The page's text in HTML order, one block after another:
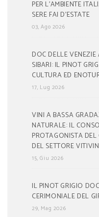
PER L’AMBIENTE
SERE FAI D’ESTATE
03, Ago 2026
DOC DELLE
SIBARI: IL PINOT
CULTURA ED
17, Lug 2026
VINI A BASSA
NATURALE: IL
PROTAGONISTA
DEL SETTORE
15, Giu 2026
IL PINOT GRIGIO
CERIMONIALE DEL
29, Mag 2026